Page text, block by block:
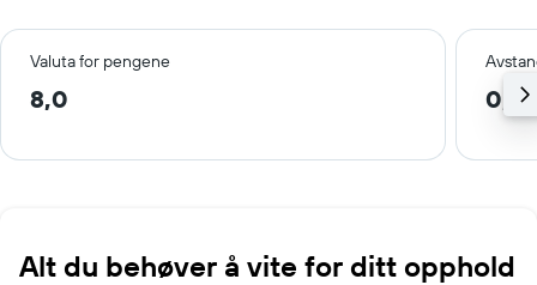
Valuta for pengene
8,0 0,6
Alt du behøver å vite for ditt opphold